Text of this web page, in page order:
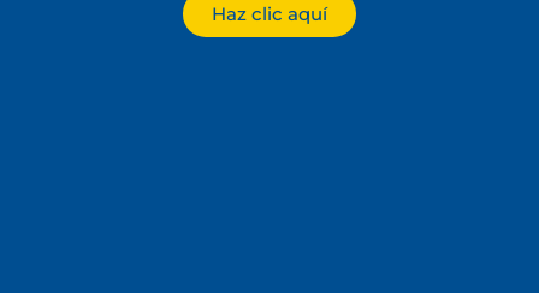
Haz clic aquí